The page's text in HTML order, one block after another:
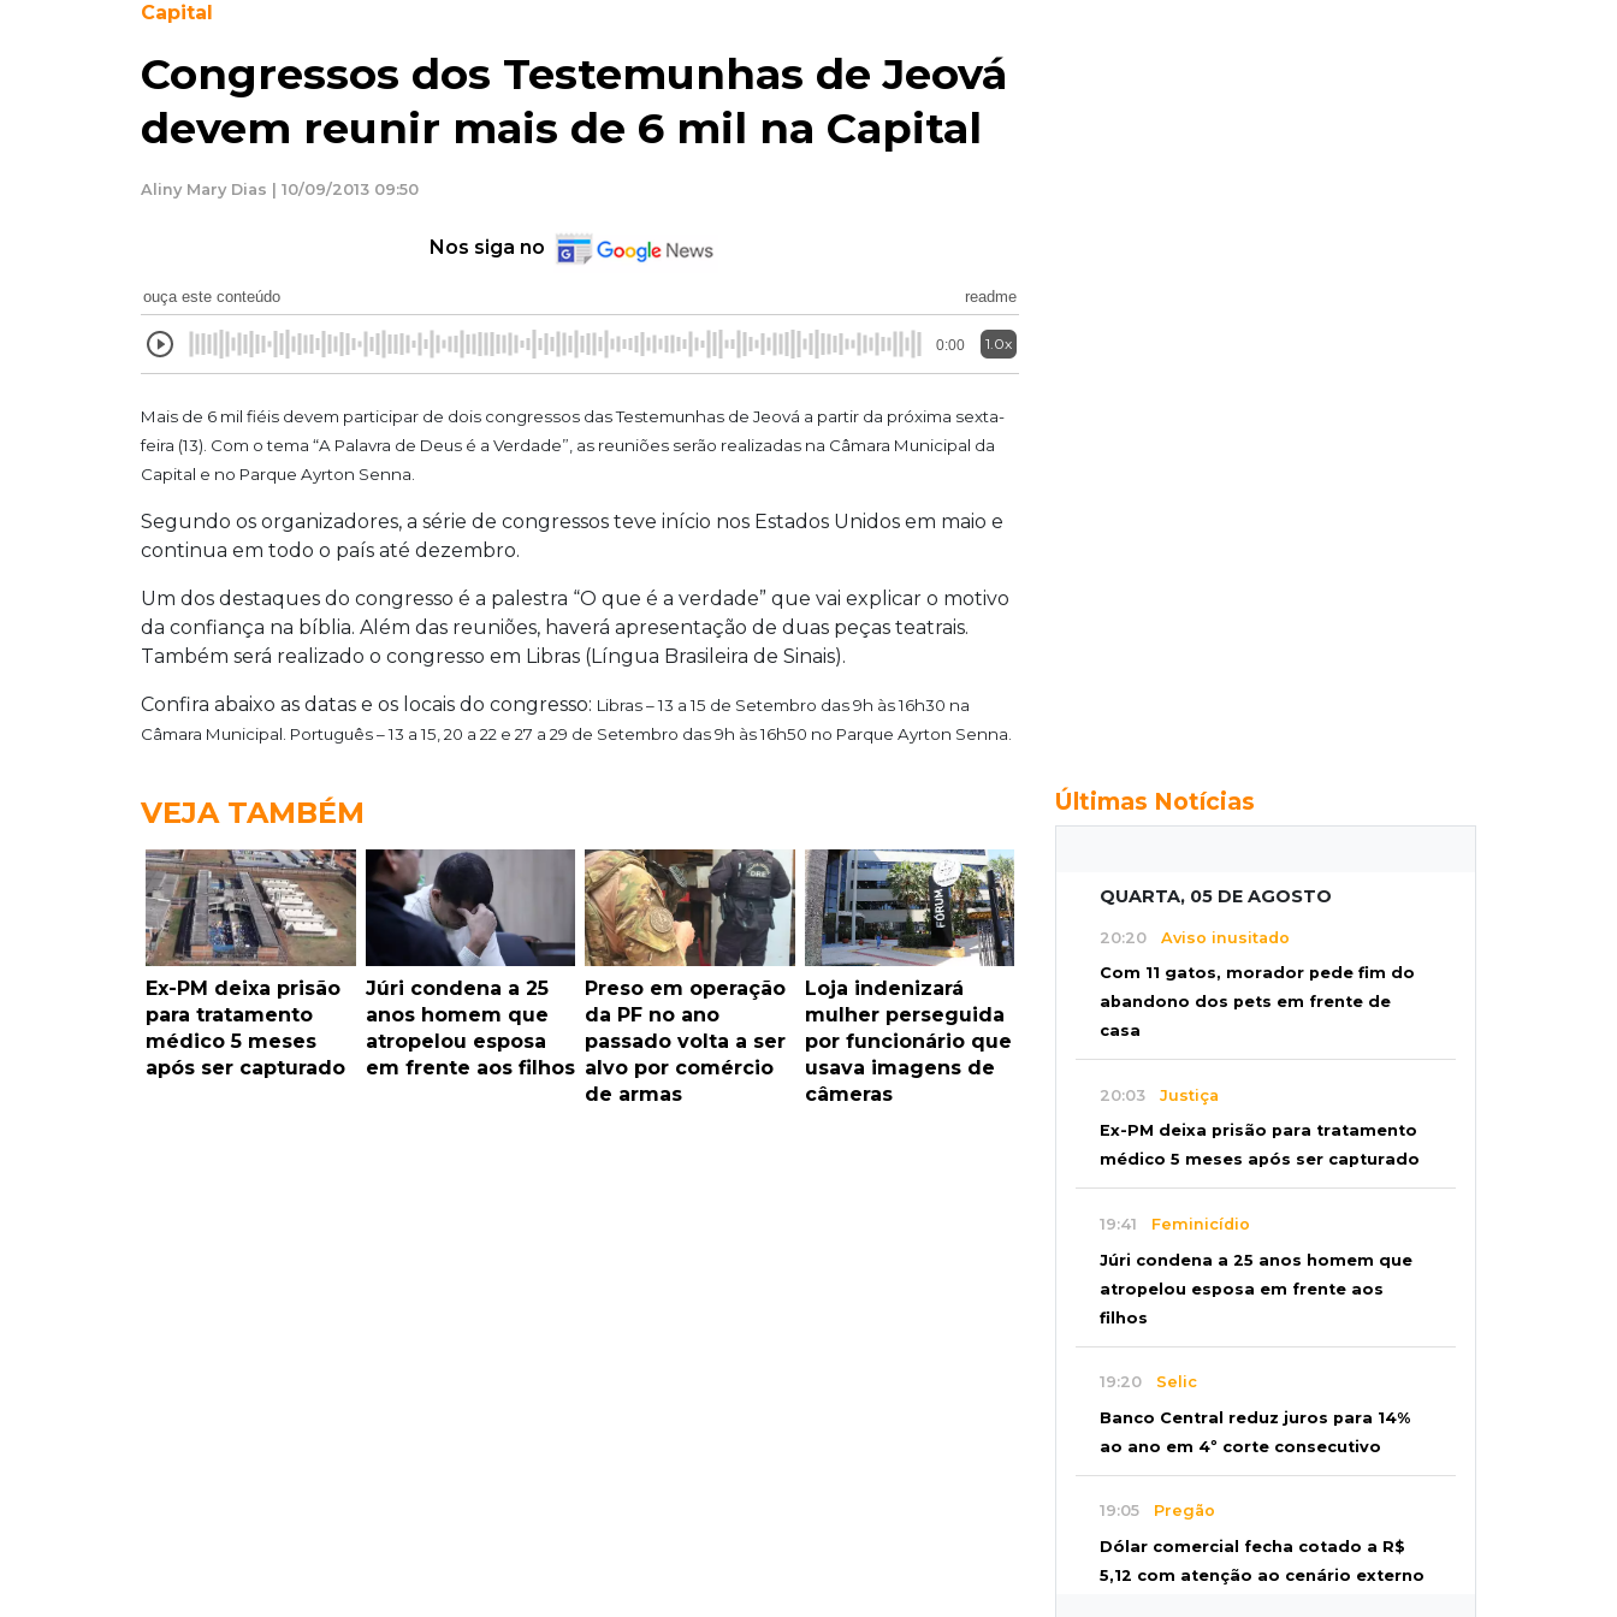
Capital
Congressos dos Testemunhas de Jeová
devem reunir mais de 6 mil na Capital
Aliny Mary Dias | 10/09/2013 09:50
Nos siga no
ouça este conteúdo readme
0:00 1.0x
Mais de 6 mil fiéis devem participar de dois congressos das Testemunhas de Jeová a partir da próxima sexta-
feira (13). Com o tema “A Palavra de Deus é a Verdade”, as reuniões serão realizadas na Câmara Municipal da
Capital e no Parque Ayrton Senna.
Segundo os organizadores, a série de congressos teve início nos Estados Unidos em maio e
continua em todo o país até dezembro.
Um dos destaques do congresso é a palestra “O que é a verdade” que vai explicar o motivo
da confiança na bíblia. Além das reuniões, haverá apresentação de duas peças teatrais.
Também será realizado o congresso em Libras (Língua Brasileira de Sinais).
Confira abaixo as datas e os locais do congresso: Libras – 13 a 15 de Setembro das 9h às 16h30 na
Câmara Municipal. Português – 13 a 15, 20 a 22 e 27 a 29 de Setembro das 9h às 16h50 no Parque Ayrton Senna.
VEJA TAMBÉM
Ex-PM deixa prisão
para tratamento
médico 5 meses
após ser capturado
Júri condena a 25
anos homem que
atropelou esposa
em frente aos filhos
Preso em operação
da PF no ano
passado volta a ser
alvo por comércio
de armas
Loja indenizará
mulher perseguida
por funcionário que
usava imagens de
câmeras
Últimas Notícias
QUARTA, 05 DE AGOSTO
20:20 Aviso inusitado
Com 11 gatos, morador pede fim do
abandono dos pets em frente de
casa
20:03 Justiça
Ex-PM deixa prisão para tratamento
médico 5 meses após ser capturado
19:41 Feminicídio
Júri condena a 25 anos homem que
atropelou esposa em frente aos
filhos
19:20 Selic
Banco Central reduz juros para 14%
ao ano em 4º corte consecutivo
19:05 Pregão
Dólar comercial fecha cotado a R$
5,12 com atenção ao cenário externo